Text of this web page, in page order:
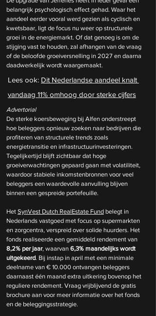
belangrijk psychologisch effect gehad. Waar het
aandeel eerder vooral werd gezien als cyclisch en
kwetsbaar, ligt de focus nu weer op structurele
groei in de energiemarkt. Of dat genoeg is om de
stijging vast te houden, zal afhangen van de vraag
of de beloofde groeiversnelling in 2027 en daarna
daadwerkelijk wordt waargemaakt.
Lees ook: Dit Nederlandse aandeel knalt
vandaag 11% omhoog door sterke cijfers
Advertorial
De sterke koersbeweging bij Alfen onderstreept
hoe beleggers opnieuw zoeken naar bedrijven die
profiteren van structurele trends zoals
energietransitie en infrastructuurinvesteringen.
Tegelijkertijd blijft zichtbaar dat hoge
groeiverwachtingen gepaard gaan met volatiliteit,
waardoor stabiele inkomstenbronnen voor veel
beleggers een waardevolle aanvulling blijven
binnen een gespreide portefeuille.
Het SynVest Dutch RealEstate Fund belegt in
Nederlands vastgoed met focus op supermarkten
en zorgcentra, verspreid over solide huurders. Het
fonds realiseerde een gemiddeld rendement van
8,2% per jaar, waarvan 6,3% maandelijks wordt
uitgekeerd. Bij instap in april met een minimale
deelname van € 10.000 ontvangen beleggers
daarnaast één maand extra uitkering bovenop het
reguliere rendement. Vraag vrijblijvend de gratis
brochure aan voor meer informatie over het fonds
en de beleggingsstrategie.